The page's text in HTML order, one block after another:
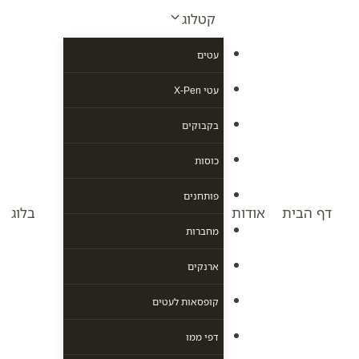
דף הבית אודות
קטלוג
עטים
עטי X-Pen
בקבוקים
כוסות
פותחנים
מחברות
ארנקים
קופסאות לעטים
דפי ממו
בלוג